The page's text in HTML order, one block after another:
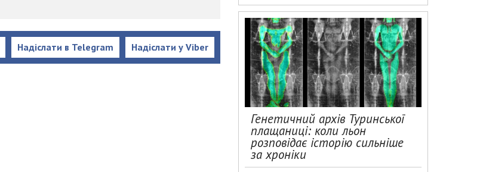
Надіслати у Viber
Надіслати в Telegram
Генетичний архів Туринської
плащаниці: коли льон
розповідає історію сильніше
за хроніки